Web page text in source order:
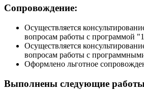
Сопровождение:
Осуществляется
вопросам работы с программой
Осуществляется
вопросам работы с
Оформлено льготное
Выполнены следующие